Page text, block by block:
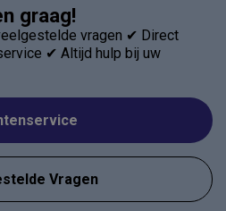
graag!
vragen ✔ Direct
✔ Altijd hulp bij uw
Vragen